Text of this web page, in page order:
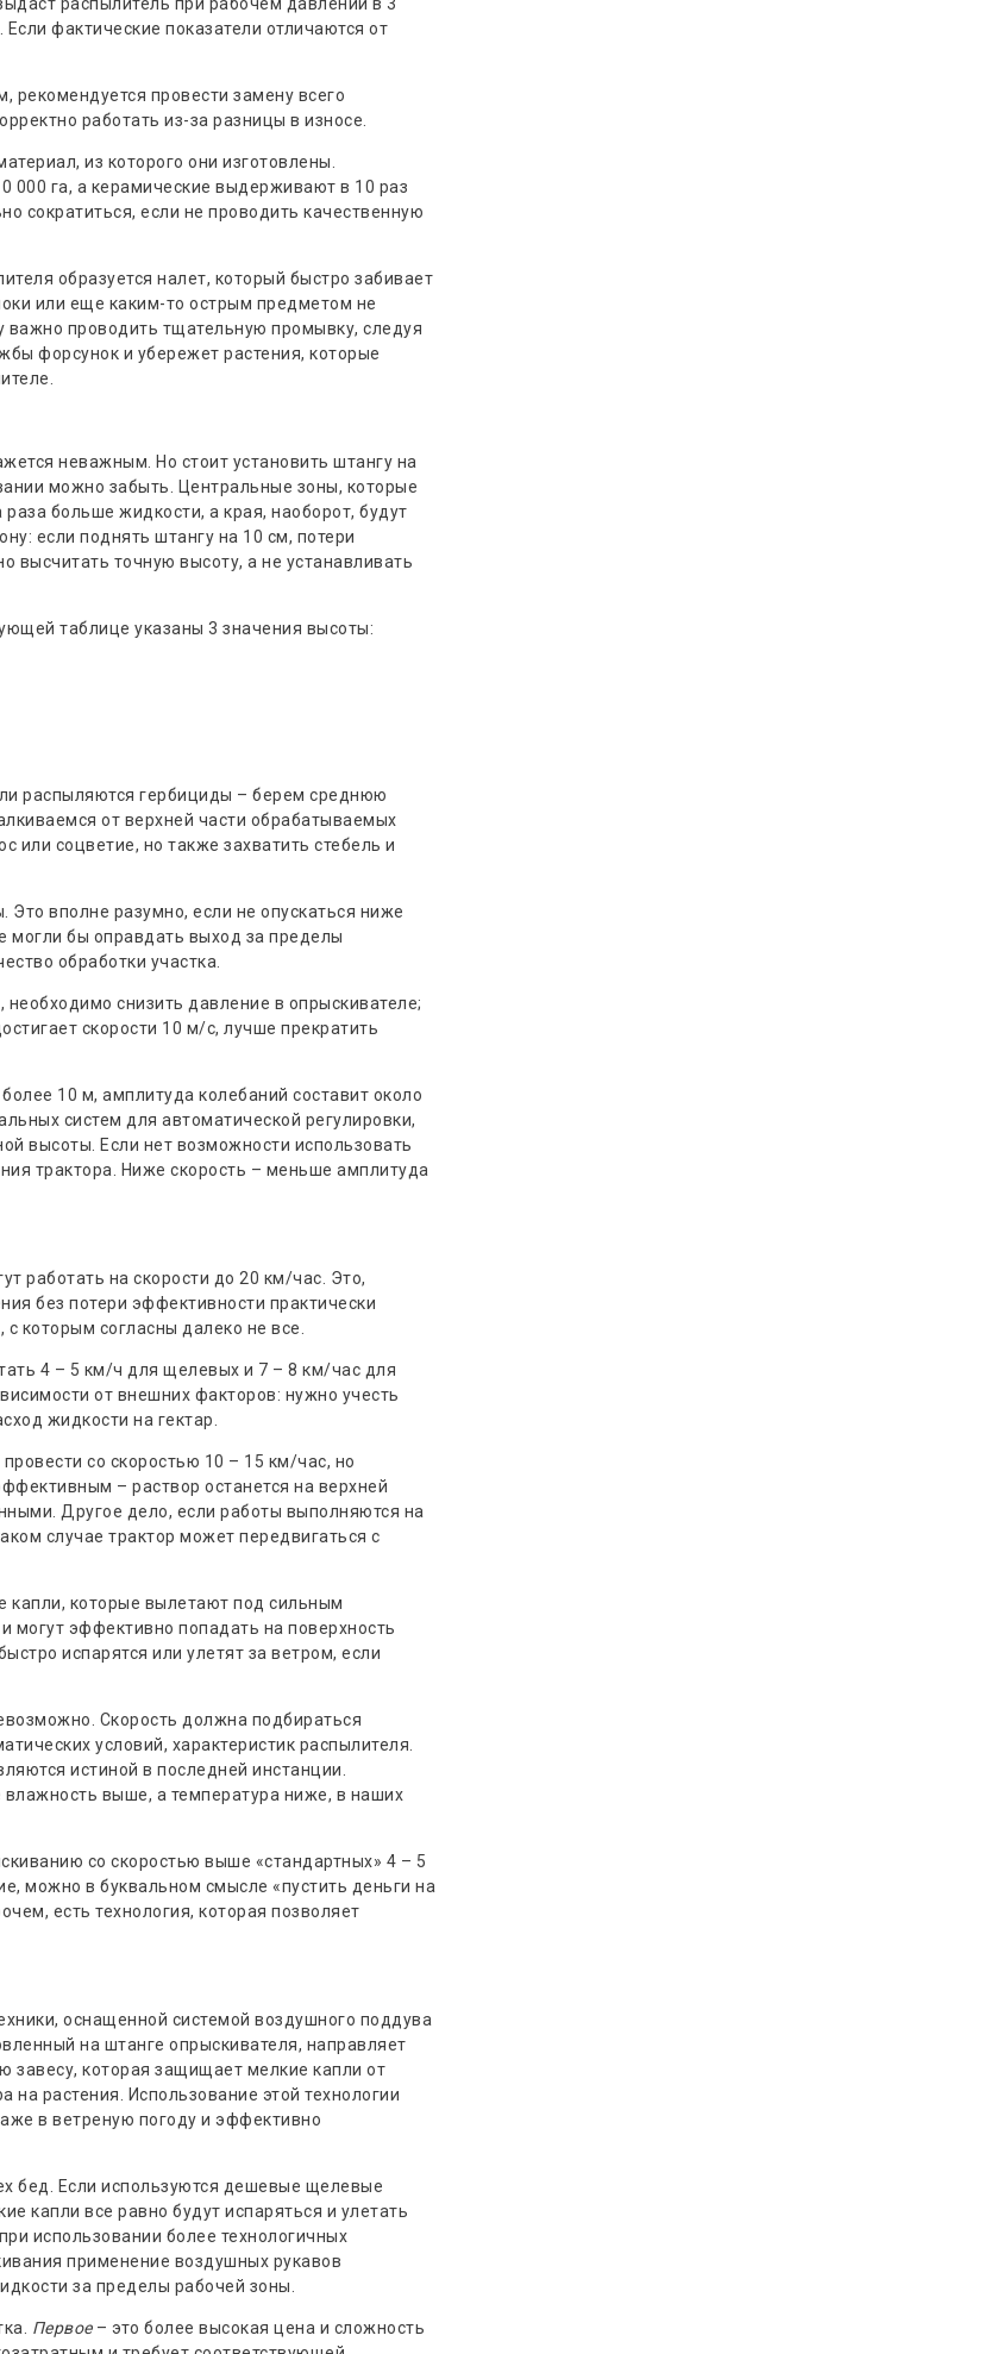
фактические показатели отличаются от
провести замену всего
работать из-за разницы в износе.
из которого они изготовлены.
000 га, а керамические выдерживают в 10 раз
сократиться, если не проводить качественную
образуется налет, который быстро забивает
или еще каким-то острым предметом не
важно проводить тщательную промывку, следуя
форсунок и убережет растения, которые
неважным. Но стоит установить штангу на
можно забыть. Центральные зоны, которые
больше жидкости, а края, наоборот, будут
если поднять штангу на 10 см, потери
высчитать точную высоту, а не устанавливать
таблице указаны 3 значения высоты:
распыляются гербициды – берем среднюю
от верхней части обрабатываемых
или соцветие, но также захватить стебель и
Это вполне разумно, если не опускаться ниже
могли бы оправдать выход за пределы
обработки участка.
снизить давление в опрыскивателе;
скорости 10 м/с, лучше прекратить
10 м, амплитуда колебаний составит около
систем для автоматической регулировки,
высоты. Если нет возможности использовать
трактора. Ниже скорость – меньше амплитуда
работать на скорости до 20 км/час. Это,
без потери эффективности практически
которым согласны далеко не все.
4 – 5 км/ч для щелевых и 7 – 8 км/час для
от внешних факторов: нужно учесть
жидкости на гектар.
со скоростью 10 – 15 км/час, но
– раствор останется на верхней
Другое дело, если работы выполняются на
случае трактор может передвигаться с
капли, которые вылетают под сильным
эффективно попадать на поверхность
испарятся или улетят за ветром, если
Скорость должна подбираться
условий, характеристик распылителя.
истиной в последней инстанции.
выше, а температура ниже, в наших
со скоростью выше «стандартных» 4 – 5
можно в буквальном смысле «пустить деньги на
есть технология, которая позволяет
оснащенной системой воздушного поддува
на штанге опрыскивателя, направляет
завесу, которая защищает мелкие капли от
на растения. Использование этой технологии
в ветреную погоду и эффективно
бед. Если используются дешевые щелевые
капли все равно будут испаряться и улетать
использовании более технологичных
применение воздушных рукавов
за пределы рабочей зоны.
Первое– это более высокая цена и сложность